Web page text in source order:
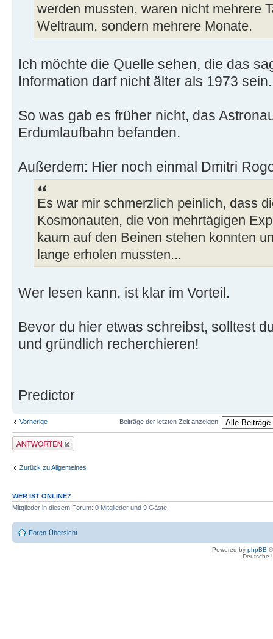
werden mussten, waren nicht mehrere
Weltraum, sondern mehrere Monate.
Ich möchte die Quelle sehen, die das
Information darf nicht älter als 1973 sein.
So was gab es früher nicht, das
Erdumlaufbahn befanden.
Außerdem: Hier noch einmal Dmitri
Es war mir schmerzlich peinlich, dass
Kosmonauten, die von mehrtägigen
kaum auf den Beinen stehen konnten
lange erholen mussten...
Wer lesen kann, ist klar im Vorteil.
Bevor du hier etwas schreibst, solltest
und gründlich recherchieren!
Predictor
Vorherige Beiträge der letzten Zeit anzeigen:
Antwort erstellen
Zurück zu Allgemeines
WER IST ONLINE?
Mitglieder in diesem Forum: 0 Mitglieder und 9 Gäste
Foren-Übersicht
Powered by phpBB
Deutsche